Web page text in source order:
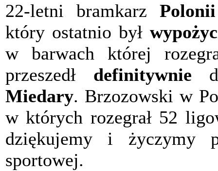
22-letni bramkarz
który ostatnio był
w barwach której
przeszedł definitywnie
Miedary. Brzozowski w
w których rozegrał 52
dziękujemy i życzymy
sportowej.